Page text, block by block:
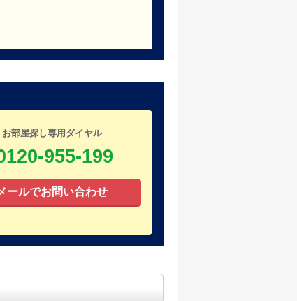
お部屋探し専用ダイヤル
955-199
ールでお問い合わせ